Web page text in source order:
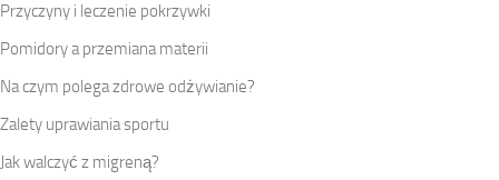
Przyczyny i leczenie pokrzywki
Pomidory a przemiana materii
Na czym polega zdrowe odżywianie?
Zalety uprawiania sportu
Jak walczyć z migreną?